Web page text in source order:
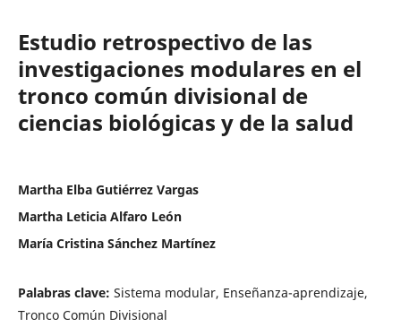
Estudio retrospectivo de las
investigaciones modulares en el
tronco común divisional de
ciencias biológicas y de la salud
Martha Elba Gutiérrez Vargas
Martha Leticia Alfaro León
María Cristina Sánchez Martínez
Palabras clave: Sistema modular, Enseñanza-aprendizaje,
Tronco Común Divisional